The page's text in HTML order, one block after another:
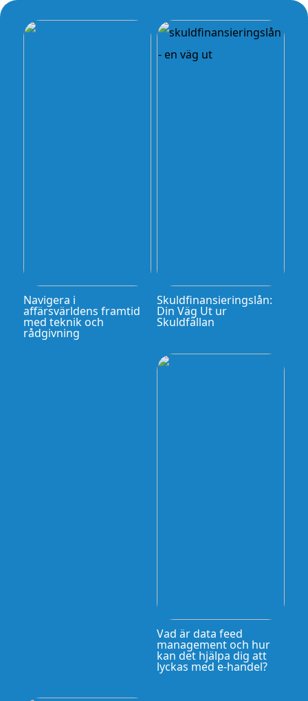
Navigera i
affärsvärldens framtid
med teknik och
rådgivning
Skuldfinansieringslån:
Din Väg Ut ur
Skuldfällan
Vad är data feed
management och hur
kan det hjälpa dig att
lyckas med e-handel?